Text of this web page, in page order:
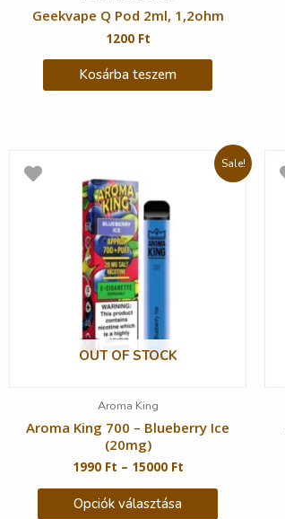
Geekvape Q Pod 2ml, 1,2ohm
1200 Ft
Kosárba teszem
Sale!
OUT OF STOCK
Aroma King
Aroma King 700 – Blueberry Ice
(20mg)
1990 Ft – 15000 Ft
Opciók választása